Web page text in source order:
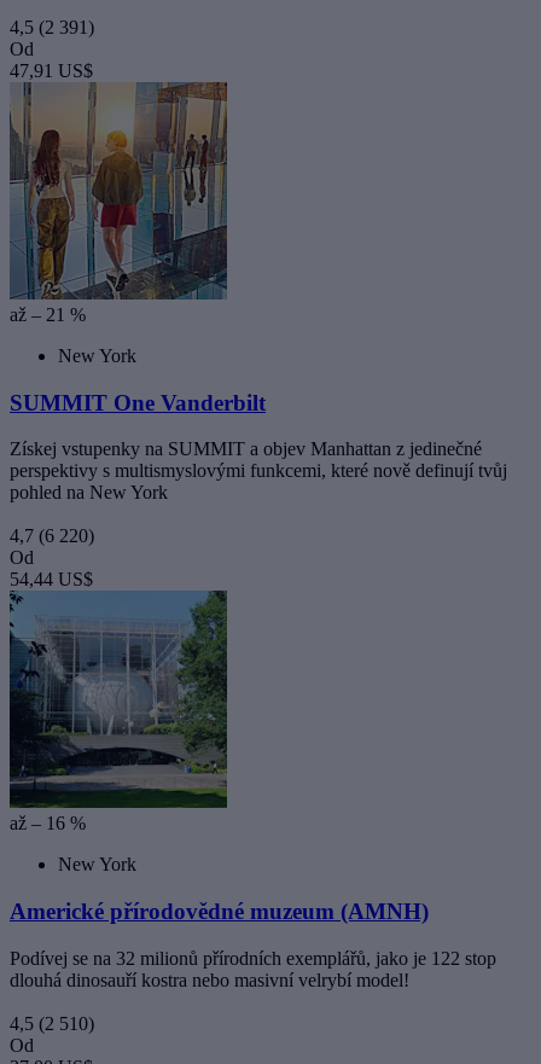
4,5 (2 391)
Od
47,91 US$
až – 21 %
New York
SUMMIT One Vanderbilt
Získej vstupenky na SUMMIT a objev Manhattan z jedinečné
perspektivy s multismyslovými funkcemi, které nově definují tvůj
pohled na New York
4,7 (6 220)
Od
54,44 US$
až – 16 %
New York
Americké přírodovědné muzeum (AMNH)
Podívej se na 32 milionů přírodních exemplářů, jako je 122 stop
dlouhá dinosauří kostra nebo masivní velrybí model!
4,5 (2 510)
Od